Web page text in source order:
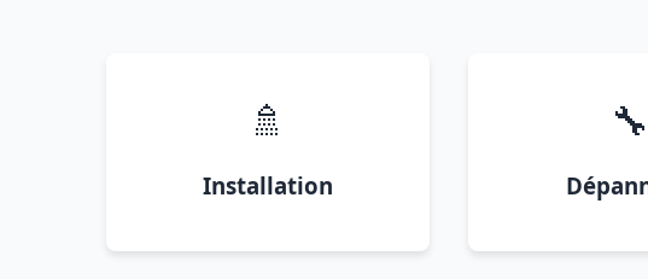
🚿
Installation
🔧